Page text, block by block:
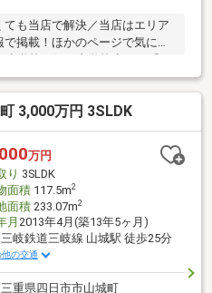
も当店で解決／当店はエリア
掲載！ほかのページで気にな
約10分◆通風良好な2面採光
列3台駐車可能※写真をクリッ
。＝＝＝＝＝＝＝＝＝＝＝＝
ーン選び！》豊富な銀行金利
安心ゆとりのある資金計画を
＝＝＝＝＝＝＝＝＝＝＝
3,000万円 3SLDK
万円
り 3SLDK
面積117.5m2
面積233.07m2
月 2013年4月(築13年5ヶ月)
三岐鉄道三岐線 山城駅 徒歩25分
他の交通
三重県四日市市山城町